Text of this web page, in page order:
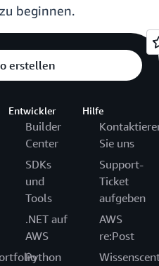
beginnen.
erstellen
Entwickler
Builder
Center
SDKs
und
Tools
.NET auf
AWS
Python
Hilfe
Sie uns
Support-
Ticket
aufgeben
AWS
re:Post